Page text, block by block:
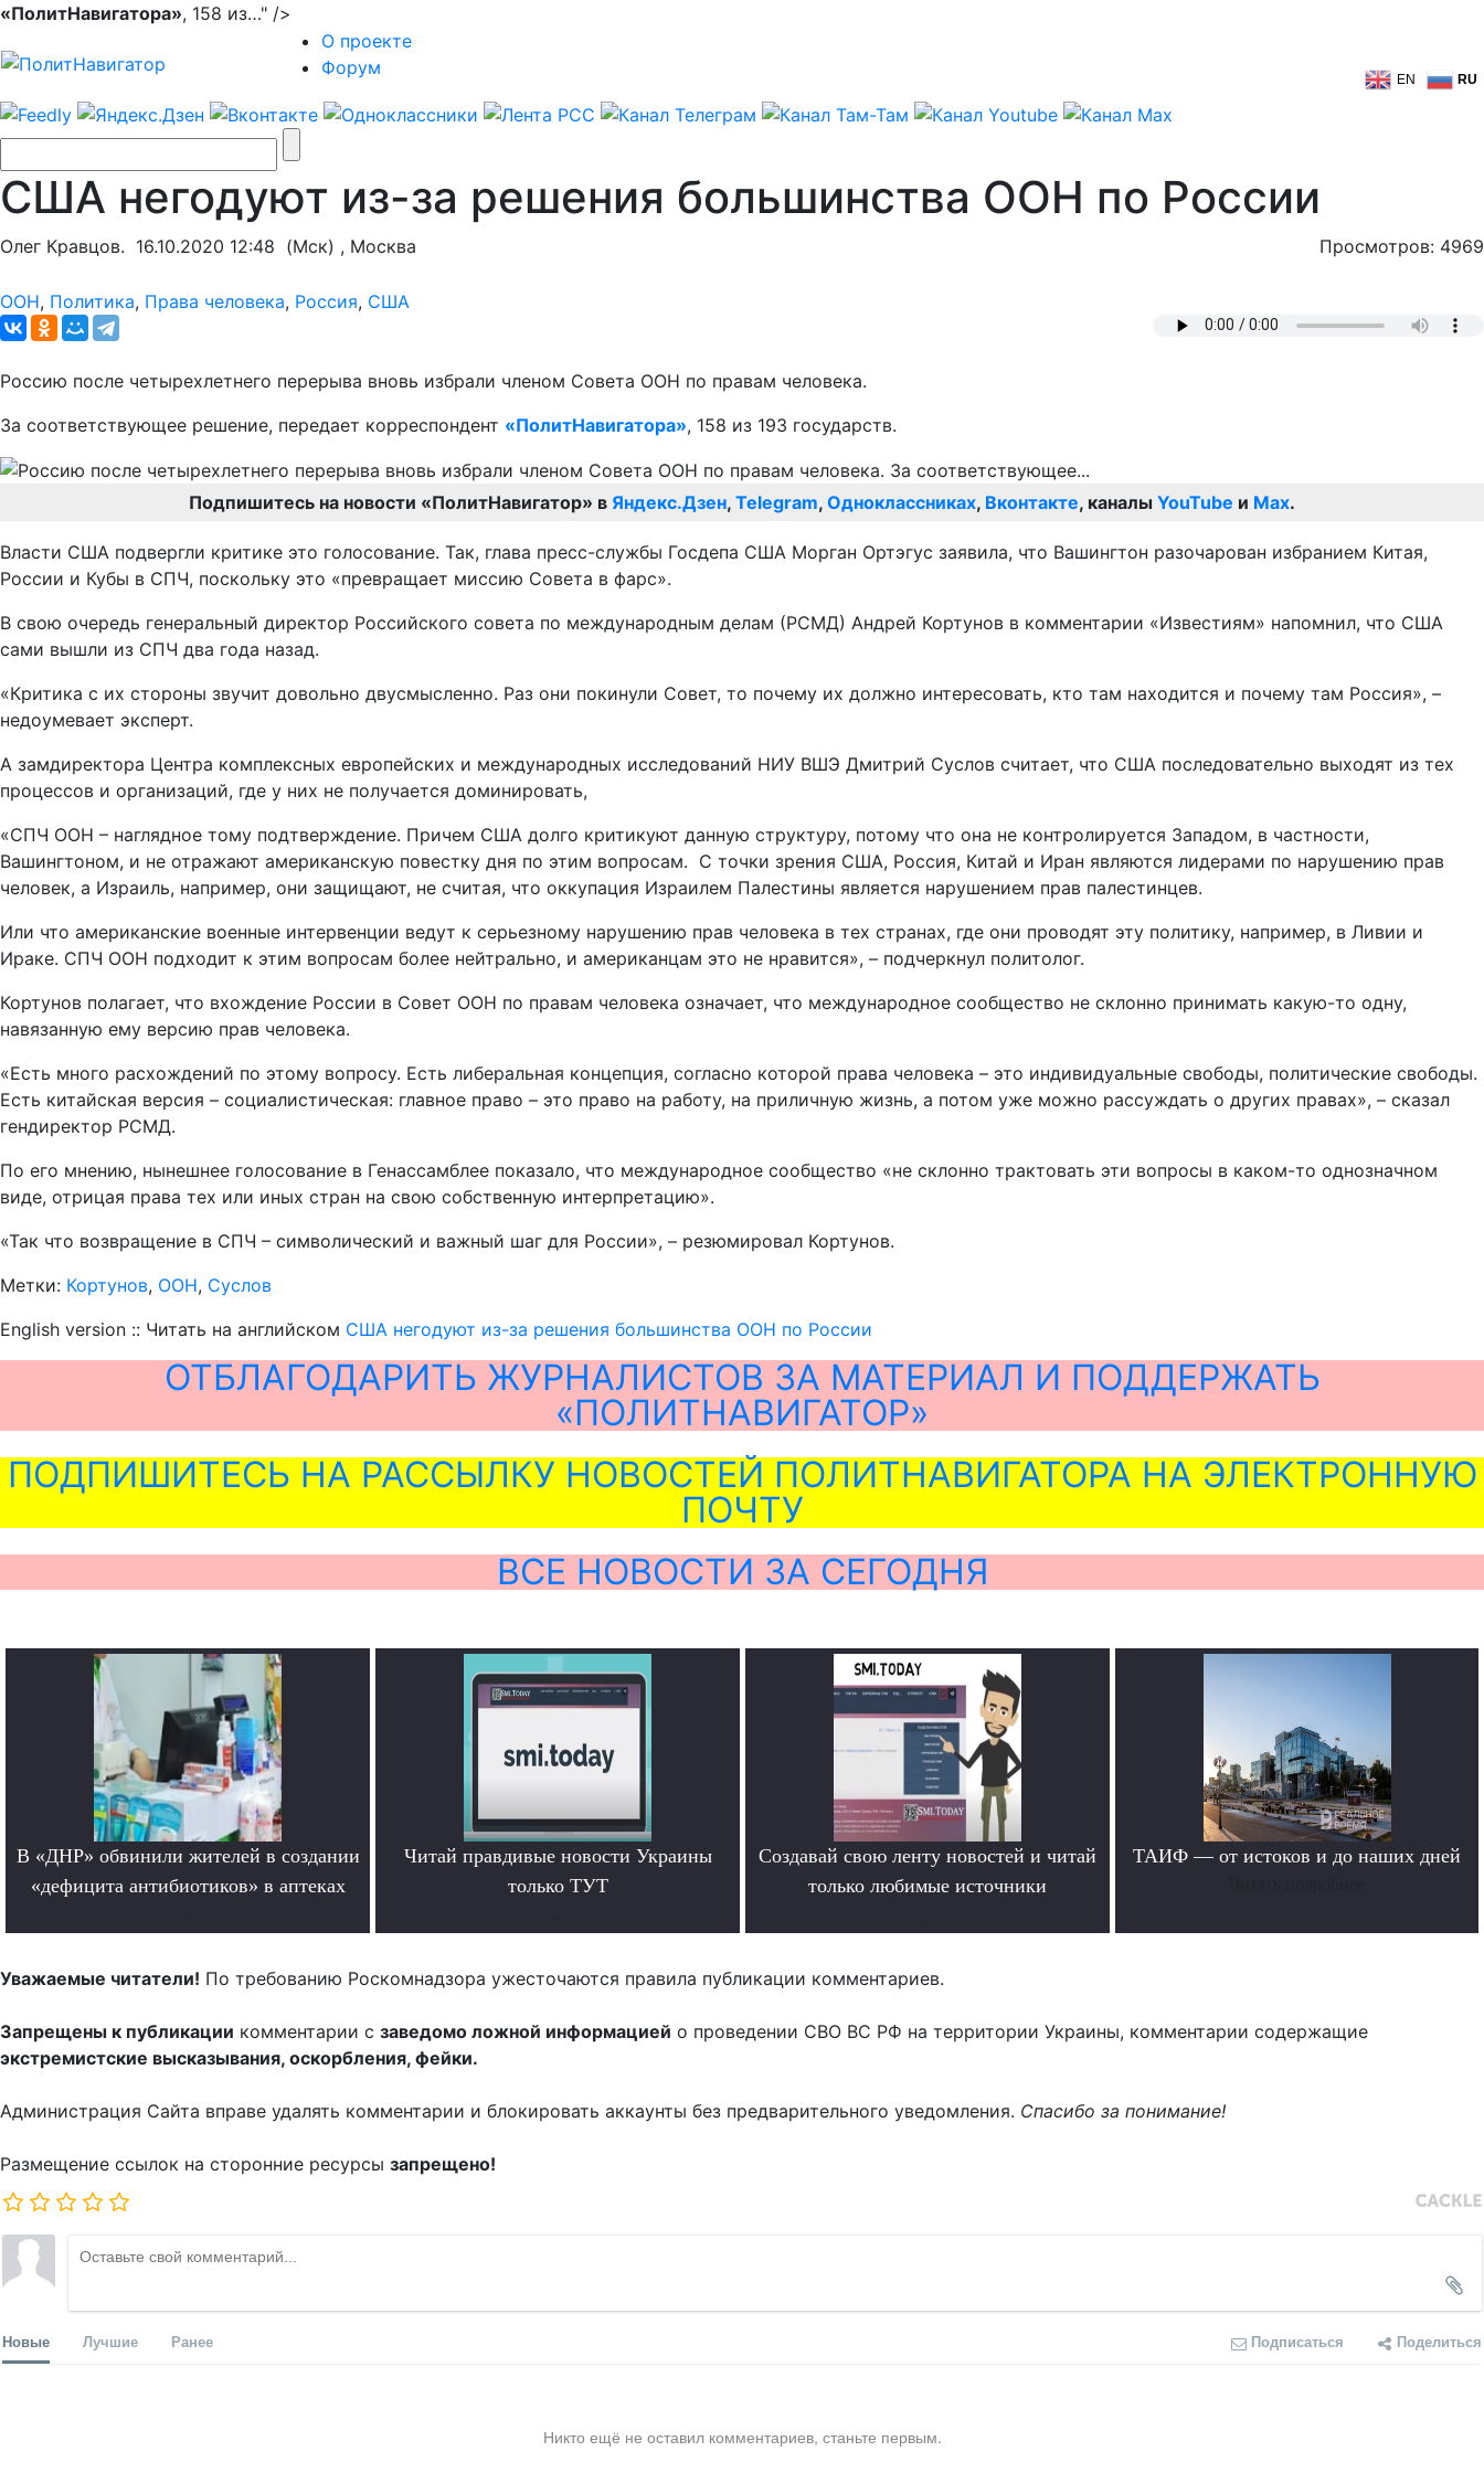
«ПолитНавигатора», 158 из…" />
О проекте
Форум
EN RU
США негодуют из-за решения большинства ООН по России
Олег Кравцов. 16.10.2020 12:48 (Мск) , Москва Просмотров: 4969
ООН, Политика, Права человека, Россия, США
Россию после четырехлетнего перерыва вновь избрали членом Совета ООН по правам человека.
За соответствующее решение, передает корреспондент «ПолитНавигатора», 158 из 193 государств.
Подпишитесь на новости «ПолитНавигатор» в Яндекс.Дзен, Telegram, Одноклассниках, Вконтакте, каналы YouTube и Max.
Власти США подвергли критике это голосование. Так, глава пресс-службы Госдепа США Морган Ортэгус заявила, что Вашингтон разочарован избранием Китая,
России и Кубы в СПЧ, поскольку это «превращает миссию Совета в фарс».
В свою очередь генеральный директор Российского совета по международным делам (РСМД) Андрей Кортунов в комментарии «Известиям» напомнил, что США
сами вышли из СПЧ два года назад.
«Критика с их стороны звучит довольно двусмысленно. Раз они покинули Совет, то почему их должно интересовать, кто там находится и почему там Россия», –
недоумевает эксперт.
А замдиректора Центра комплексных европейских и международных исследований НИУ ВШЭ Дмитрий Суслов считает, что США последовательно выходят из тех
процессов и организаций, где у них не получается доминировать,
«СПЧ ООН – наглядное тому подтверждение. Причем США долго критикуют данную структуру, потому что она не контролируется Западом, в частности,
Вашингтоном, и не отражают американскую повестку дня по этим вопросам. С точки зрения США, Россия, Китай и Иран являются лидерами по нарушению прав
человек, а Израиль, например, они защищают, не считая, что оккупация Израилем Палестины является нарушением прав палестинцев.
Или что американские военные интервенции ведут к серьезному нарушению прав человека в тех странах, где они проводят эту политику, например, в Ливии и
Ираке. СПЧ ООН подходит к этим вопросам более нейтрально, и американцам это не нравится», – подчеркнул политолог.
Кортунов полагает, что вхождение России в Совет ООН по правам человека означает, что международное сообщество не склонно принимать какую-то одну,
навязанную ему версию прав человека.
«Есть много расхождений по этому вопросу. Есть либеральная концепция, согласно которой права человека – это индивидуальные свободы, политические свободы.
Есть китайская версия – социалистическая: главное право – это право на работу, на приличную жизнь, а потом уже можно рассуждать о других правах», – сказал
гендиректор РСМД.
По его мнению, нынешнее голосование в Генассамблее показало, что международное сообщество «не склонно трактовать эти вопросы в каком-то однозначном
виде, отрицая права тех или иных стран на свою собственную интерпретацию».
«Так что возвращение в СПЧ – символический и важный шаг для России», – резюмировал Кортунов.
Метки: Кортунов, ООН, Суслов
English version :: Читать на английском США негодуют из-за решения большинства ООН по России
ОТБЛАГОДАРИТЬ ЖУРНАЛИСТОВ ЗА МАТЕРИАЛ И ПОДДЕРЖАТЬ
«ПОЛИТНАВИГАТОР»
ПОДПИШИТЕСЬ НА РАССЫЛКУ НОВОСТЕЙ ПОЛИТНАВИГАТОРА НА ЭЛЕКТРОННУЮ
ПОЧТУ
ВСЕ НОВОСТИ ЗА СЕГОДНЯ
В «ДНР» обвинили жителей в создании
«дефицита антибиотиков» в аптеках
Читай правдивые новости Украины
только ТУТ
Создавай свою ленту новостей и читай
только любимые источники
ТАИФ — от истоков и до наших дней
Уважаемые читатели! По требованию Роскомнадзора ужесточаются правила публикации комментариев.
Запрещены к публикации комментарии с заведомо ложной информацией о проведении СВО ВС РФ на территории Украины, комментарии содержащие
экстремистские высказывания, оскорбления, фейки.
Администрация Сайта вправе удалять комментарии и блокировать аккаунты без предварительного уведомления. Спасибо за понимание!
Размещение ссылок на сторонние ресурсы запрещено!
Новые Лучшие Ранее Подписаться Поделиться
Никто ещё не оставил комментариев, станьте первым.